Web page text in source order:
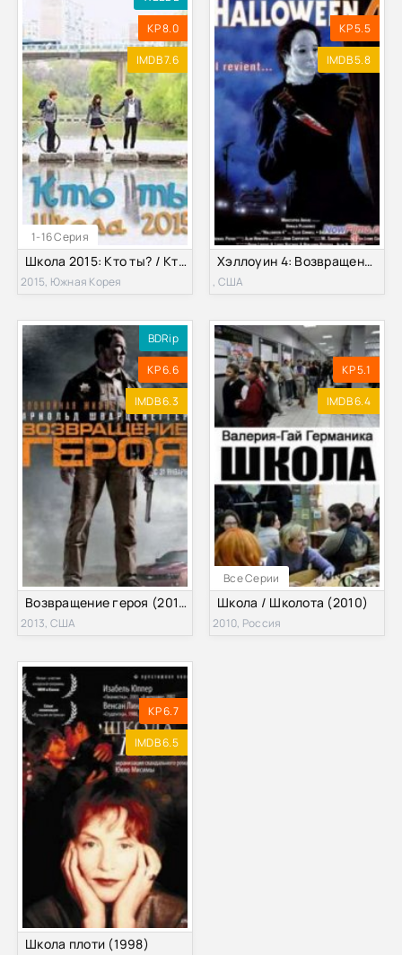
1-16 Серия
KP 8.0
IMDB 7.6
Школа 2015: Кто ты? / Кто ты? Школа 2015 (2015)
2015, Южная Корея
KP 5.5
IMDB 5.8
Хэллоуин 4: Возвращение Майкла Майерса (1988)
, США
BDRip
KP 6.6
IMDB 6.3
Возвращение героя (2013)
2013, США
Все Серии
KP 5.1
IMDB 6.4
Школа / Школота (2010)
2010, Россия
KP 6.7
IMDB 6.5
Школа плоти (1998)